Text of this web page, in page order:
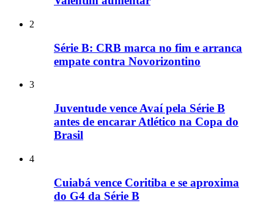
2
Série B: CRB marca no fim e arranca
empate contra Novorizontino
3
Juventude vence Avaí pela Série B
antes de encarar Atlético na Copa do
Brasil
4
Cuiabá vence Coritiba e se aproxima
do G4 da Série B